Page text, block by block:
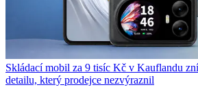
Skládací mobil za 9 tisíc Kč v Kauflandu
detailu, který prodejce nezvýraznil